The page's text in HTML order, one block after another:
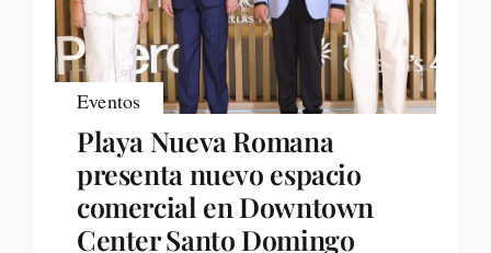
Eventos
Playa Nueva Romana
presenta nuevo espacio
comercial en Downtown
Center Santo Domingo